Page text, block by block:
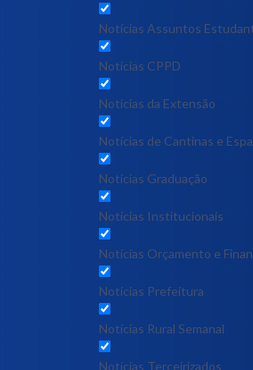
Notícias Assuntos
Notícias CPPD
Notícias da Extensão
Notícias de Cantinas e
Notícias Graduação
Notícias Institucionais
Notícias Orçamento e
Notícias Prefeitura
Notícias Rural Semanal
Notícias Terceirizados